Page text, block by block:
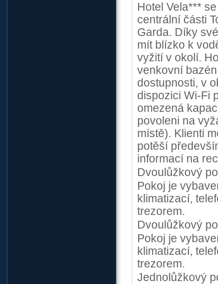
Hotel Vela***
centrální části
Garda. Díky
mít blízko k
vyžití v okolí.
venkovní
dostupnosti, v
dispozici Wi-Fi
omezená
povoleni na
místě). Klienti
potěší
informací na
Dvoulůžkový
Pokoj je
klimatizací,
trezorem.
Dvoulůžkový
Pokoj je
klimatizací,
trezorem.
Jednolůžkový